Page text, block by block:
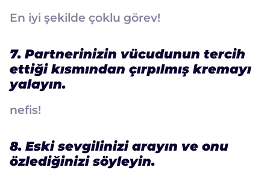
En iyi şekilde çoklu görev!
7. Partnerinizin vücudunun tercih
ettiği kısmından çırpılmış kremayı
yalayın.
nefis!
8. Eski sevgilinizi arayın ve onu
özlediğinizi söyleyin.